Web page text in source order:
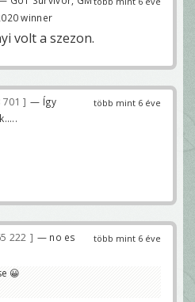
winner
volt a szezon.
több mint 6 éve
— Így
több mint 6 éve
222
— no es
😀